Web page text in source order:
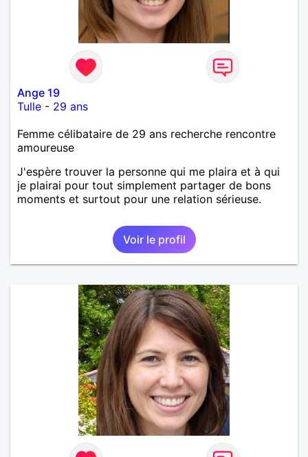
Ange 19
Tulle - 29 ans
Femme célibataire de 29 ans recherche rencontre
amoureuse
J'espère trouver la personne qui me plaira et à qui
je plairai pour tout simplement partager de bons
moments et surtout pour une relation sérieuse.
Voir le profil